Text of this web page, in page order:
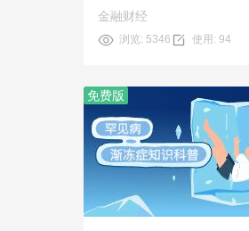
金融财经
浏览: 5346 使用: 94
免费版
预览
使用